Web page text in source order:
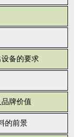
备的要求
牌价值
的前景